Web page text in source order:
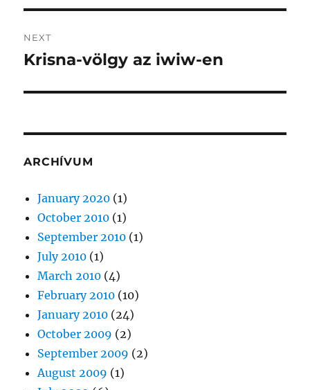
NEXT
Next
Krisna-völgy az iwiw-en
ARCHÍVUM
January 2020 (1)
October 2010 (1)
September 2010 (1)
July 2010 (1)
March 2010 (4)
February 2010 (10)
January 2010 (24)
October 2009 (2)
September 2009 (2)
August 2009 (1)